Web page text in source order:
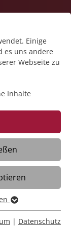
Karriere
der
St.
hat seit 1.
und
von
Einige
es uns andere
Webseite zu
Inhalte
Funktionen
| Datenschutz